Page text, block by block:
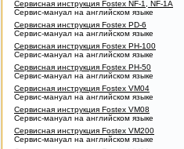
Сервисная инструкция Fostex NF-1, NF-1A
Сервис-мануал на английском языке
Сервисная инструкция Fostex PD-6
Сервис-мануал на английском языке
Сервисная инструкция Fostex PH-100
Сервис-мануал на английском языке
Сервисная инструкция Fostex PH-50
Сервис-мануал на английском языке
Сервисная инструкция Fostex VM04
Сервис-мануал на английском языке
Сервисная инструкция Fostex VM08
Сервис-мануал на английском языке
Сервисная инструкция Fostex VM200
Сервис-мануал на английском языке